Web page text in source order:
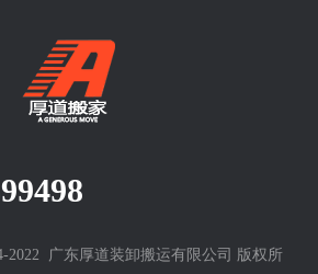
2022 广东厚道装卸搬运有限公司 版权所